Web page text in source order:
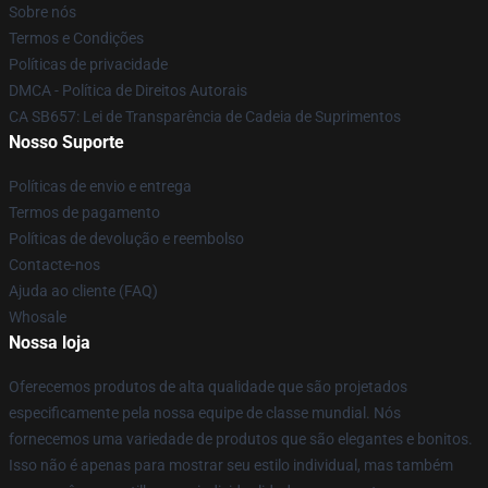
Sobre nós
Termos e Condições
Políticas de privacidade
DMCA - Política de Direitos Autorais
CA SB657: Lei de Transparência de Cadeia de Suprimentos
Nosso Suporte
Políticas de envio e entrega
Termos de pagamento
Políticas de devolução e reembolso
Contacte-nos
Ajuda ao cliente (FAQ)
Whosale
Nossa loja
Oferecemos produtos de alta qualidade que são projetados
especificamente pela nossa equipe de classe mundial. Nós
fornecemos uma variedade de produtos que são elegantes e bonitos.
Isso não é apenas para mostrar seu estilo individual, mas também